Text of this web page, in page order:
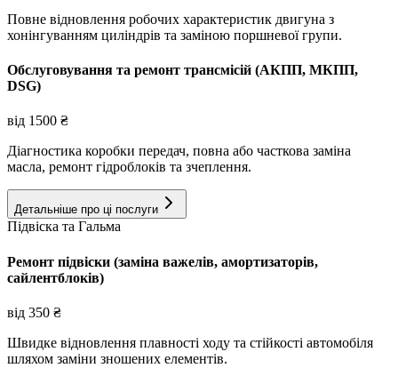
Повне відновлення робочих характеристик двигуна з
хонінгуванням циліндрів та заміною поршневої групи.
Обслуговування та ремонт трансмісій (АКПП, МКПП,
DSG)
від 1500 ₴
Діагностика коробки передач, повна або часткова заміна
масла, ремонт гідроблоків та зчеплення.
Детальніше про ці послуги
Підвіска та Гальма
Ремонт підвіски (заміна важелів, амортизаторів,
сайлентблоків)
від 350 ₴
Швидке відновлення плавності ходу та стійкості автомобіля
шляхом заміни зношених елементів.